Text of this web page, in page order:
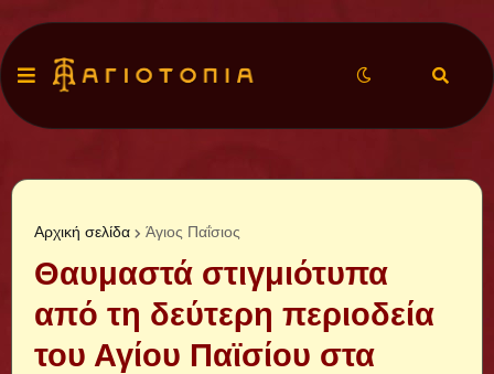
Αρχική σελίδα Άγιος Παΐσιος
Θαυμαστά στιγμιότυπα
από τη δεύτερη περιοδεία
του Αγίου Παϊσίου στα